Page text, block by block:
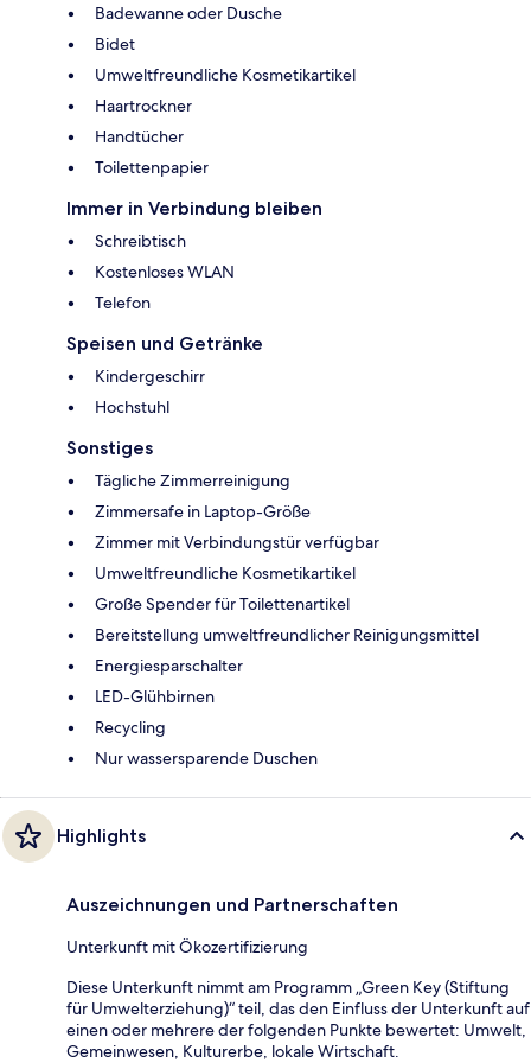
Badewanne oder Dusche
Bidet
Umweltfreundliche Kosmetikartikel
Haartrockner
Handtücher
Toilettenpapier
Immer in Verbindung bleiben
Schreibtisch
Kostenloses WLAN
Telefon
Speisen und Getränke
Kindergeschirr
Hochstuhl
Sonstiges
Tägliche Zimmerreinigung
Zimmersafe in Laptop-Größe
Zimmer mit Verbindungstür verfügbar
Umweltfreundliche Kosmetikartikel
Große Spender für Toilettenartikel
Bereitstellung umweltfreundlicher Reinigungsmittel
Energiesparschalter
LED-Glühbirnen
Recycling
Nur wassersparende Duschen
Highlights
Auszeichnungen und Partnerschaften
Unterkunft mit Ökozertifizierung
Diese Unterkunft nimmt am Programm „Green Key (Stiftung
für Umwelterziehung)“ teil, das den Einfluss der Unterkunft auf
einen oder mehrere der folgenden Punkte bewertet: Umwelt,
Gemeinwesen, Kulturerbe, lokale Wirtschaft.